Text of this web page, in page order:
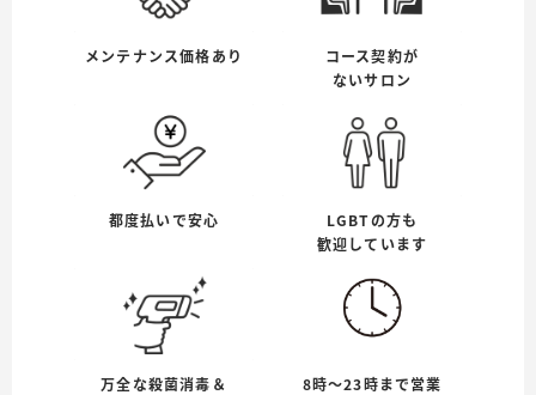
メンテナンス価格あり
コース契約が
ないサロン
都度払いで安心
LGBTの方も
歓迎しています
万全な殺菌消毒＆
8時〜23時まで営業